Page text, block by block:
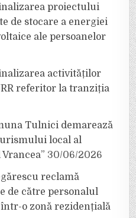
proiectului
de stocare a energiei
ale persoanelor
activităților
referitor la tranziția
Tulnici demarează
local al
30/06/2026
reclamă
de către personalul
o zonă rezidențială